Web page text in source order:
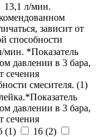
13,1 л/мин.
зависит от
способности
мин. *Показатель
давлении в 3 бара,
сечения
смесителя. (1)
давлении в 3 бара,
сечения
(1) 16 (2)